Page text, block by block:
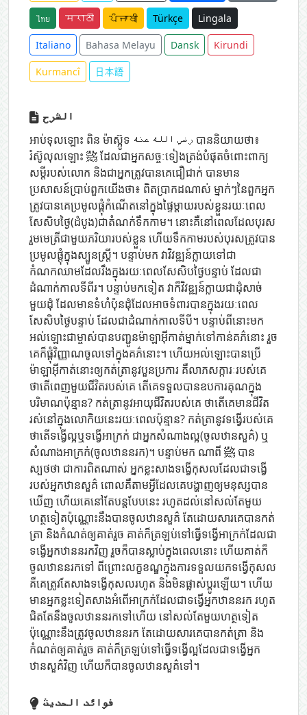
ไทย मराठी ਪੰਜਾਬੀ Türkçe Lingala
Italiano Bahasa Melayu Dansk Kirundi
Kurmancî 日本語
الشرح
អាប់ទុលឡោះ ពិន ម៉ាស្អ៊ូទ رضي الله عنه បាននិយាយថា៖
រ៉ស៊ូលុលឡោះ ﷺ ដែលជាអ្នកសច្ចៈទៀងត្រង់បំផុតចំពោះពាក្យ
សម្តីរបស់លោក និងជាអ្នកត្រូវបានគេជឿជាក់ បានមាន
ប្រសាសន៍ប្រាប់ពួកយើងថា៖ ពិតប្រាកដណាស់ ម្នាក់ៗនៃពួកអ្នក
ត្រូវបានគេប្រមូលផ្ដុំកំណើតនៅក្នុងផ្ទៃម្ដាយរបស់ខ្លួនរយៈពេល
សែសិបថ្ងៃ(ដំបូង)ជាតំណក់ទឹកកាម។ នោះគឺនៅពេលដែលបុរស
រួមមេត្រីជាមួយភរិយារបស់ខ្លួន ហើយទឹកកាមរបស់បុរសត្រូវបាន
ប្រមូលផ្តុំក្នុងស្បូនស្ត្រី។ បន្ទាប់មក វាវិវឌ្ឍន៍ក្លាយទៅជា
កំណកឈាមដែលរឹងក្នុងរយៈពេលសែសិបថ្ងៃបន្ទាប់ ដែលជា
ដំណាក់កាលទីពីរ។ បន្ទាប់មកទៀត វាក៏វិវឌ្ឍន៍ក្លាយជាដុំសាច់
មួយដុំ ដែលមានទំហំប៉ុនដុំដែលអាចទំពារបានក្នុងរយៈពេល
សែសិបថ្ងៃបន្ទាប់ ដែលជាដំណាក់កាលទីបី។ បន្ទាប់ពីនោះមក
អល់ឡោះជាម្ចាស់បានបញ្ជូនម៉ាឡាអ៊ីកាត់ម្នាក់ទៅកាន់គភ៌នោះ រួច
គេក៏ផ្តុំវិញ្ញាណចូលទៅក្នុងគភ៌នោះ។ ហើយអល់ឡោះបានប្រើ
ម៉ាឡាអ៊ីកាត់នោះឲ្យកត់ត្រានូវបួនប្រការ គឺលាភសក្ការៈរបស់គេ
ថាតើពេញមួយជីវិតរបស់គេ តើគេទទួលបានឧបការគុណក្នុង
បរិមាណប៉ុន្មាន? កត់ត្រានូវអាយុជីវិតរបស់គេ ថាតើគេមានជីវិត
រស់នៅក្នុងលោកិយនេះរយៈពេលប៉ុន្មាន? កត់ត្រានូវទង្វើរបស់គេ
ថាតើទង្វើល្អឬទង្វើអាក្រក់ ជាអ្នកសំណាងល្អ(ចូលឋានសួគ៌) ឬ
សំណាងអាក្រក់(ចូលឋាននរក)។ បន្ទាប់មក ណាពី ﷺ បាន
ស្បថថា ជាការពិតណាស់ អ្នកខ្លះសាងទង្វើកុសលដែលជាទង្វើ
របស់អ្នកឋានសួគ៌ ពោលគឺតាមអ្វីដែលគេបង្ហាញឲ្យមនុស្សបាន
ឃើញ ហើយគេនៅតែបន្តបែបនេះ រហូតដល់នៅសល់តែមួយ
ហត្ថទៀតប៉ុណ្ណោះនឹងបានចូលឋានសួគ៌ តែដោយសារគេបានកត់
ត្រា និងកំណត់ឲ្យគាត់រួច គាត់ក៏ត្រឡប់ទៅធ្វើទង្វើអាក្រក់ដែលជា
ទង្វើអ្នកឋាននរកវិញ រួចក៏បានស្លាប់ក្នុងពេលនោះ ហើយគាត់ក៏
ចូលឋាននរកទៅ ពីព្រោះលក្ខខណ្ឌក្នុងការទទួលយកទង្វើកុសល
គឺគេត្រូវតែសាងទង្វើកុសលរហូត និងមិនផ្លាស់ប្តូរឡើយ។ ហើយ
មានអ្នកខ្លះទៀតសាងអំពើអាក្រក់ដែលជាទង្វើអ្នកឋាននរក រហូត
ជិតតែនឹងចូលឋាននរកទៅហើយ នៅសល់តែមួយហត្ថទៀត
ប៉ុណ្ណោះនឹងត្រូវចូលឋាននរក តែដោយសារគេបានកត់ត្រា និង
កំណត់ឲ្យគាត់រួច គាត់ក៏ត្រឡប់ទៅធ្វើទង្វើល្អដែលជាទង្វើអ្នក
ឋានសួគ៌វិញ ហើយក៏បានចូលឋានសួគ៌ទៅ។
فوائد الحديث